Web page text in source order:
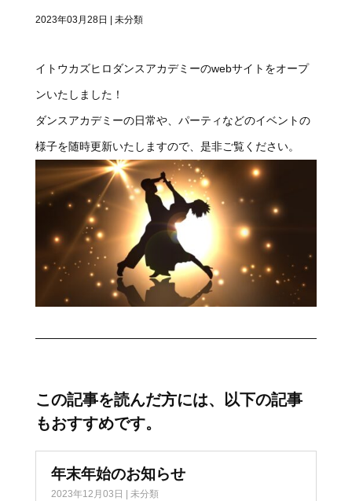
2023年03月28日 未分類
イトウカズヒロダンスアカデミーのwebサイトをオープ
ンいたしました！
ダンスアカデミーの日常や、パーティなどのイベントの
様子を随時更新いたしますので、是非ご覧ください。
この記事を読んだ方には、以下の記事
もおすすめです。
年末年始のお知らせ
2023年12月03日 | 未分類